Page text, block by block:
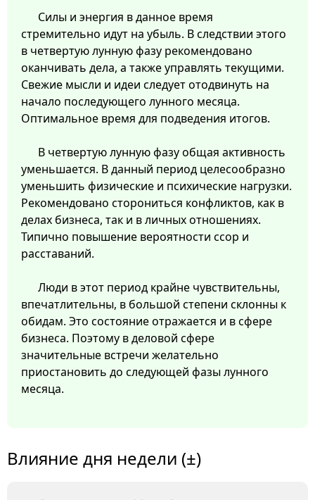
Силы и энергия в данное время
стремительно идут на убыль. В следствии этого
в четвертую лунную фазу рекомендовано
оканчивать дела, а также управлять текущими.
Свежие мысли и идеи следует отодвинуть на
начало последующего лунного месяца.
Оптимальное время для подведения итогов.
В четвертую лунную фазу общая активность
уменьшается. В данный период целесообразно
уменьшить физические и психические нагрузки.
Рекомендовано сторониться конфликтов, как в
делах бизнеса, так и в личных отношениях.
Типично повышение вероятности ссор и
расставаний.
Люди в этот период крайне чувствительны,
впечатлительны, в большой степени склонны к
обидам. Это состояние отражается и в сфере
бизнеса. Поэтому в деловой сфере
значительные встречи желательно
приостановить до следующей фазы лунного
месяца.
Влияние дня недели (±)